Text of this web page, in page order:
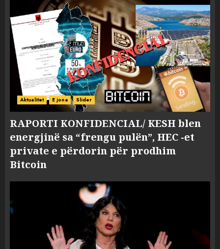
Aktualitet E jona Slider
RAPORTI KONFIDENCIAL/ KESH blen
energjinë sa “frengu pulën”, HEC -et
private e përdorin për prodhim
Bitcoin